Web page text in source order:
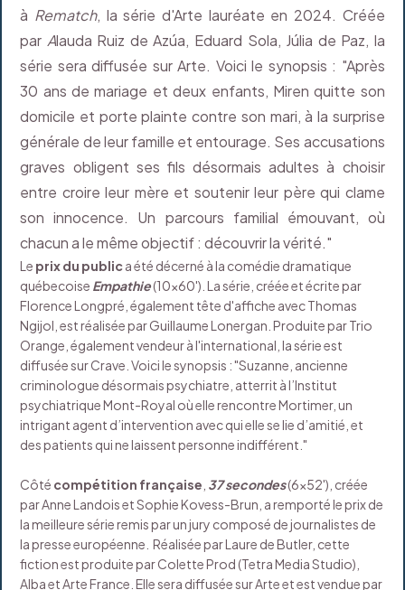
à Rematch, la série d'Arte lauréate en 2024. Créée
par Alauda Ruiz de Azúa, Eduard Sola, Júlia de Paz, la
série sera diffusée sur Arte. Voici le synopsis : "Après
30 ans de mariage et deux enfants, Miren quitte son
domicile et porte plainte contre son mari, à la surprise
générale de leur famille et entourage. Ses accusations
graves obligent ses fils désormais adultes à choisir
entre croire leur mère et soutenir leur père qui clame
son innocence. Un parcours familial émouvant, où
chacun a le même objectif : découvrir la vérité."
Le prix du publica été décerné à la comédie dramatique
québecoise Empathie(10x60'). La série, créée et écrite par
Florence Longpré, également tête d'affiche avec Thomas
Ngijol, est réalisée par Guillaume Lonergan. Produite par Trio
Orange, également vendeur à l'international, la série est
diffusée sur Crave. Voici le synopsis : "Suzanne, ancienne
criminologue désormais psychiatre, atterrit à l’Institut
psychiatrique Mont-Royal où elle rencontre Mortimer, un
intrigant agent d’intervention avec qui elle se lie d’amitié, et
des patients qui ne laissent personne indifférent."
Côté compétition française 37 secondes(6x52'), créée
par Anne Landois et Sophie Kovess-Brun, a remporté le prix de
la meilleure série remis par un jury composé de journalistes de
la presse européenne. Réalisée par Laure de Butler, cette
fiction est produite par Colette Prod (Tetra Media Studio),
Alba et Arte France. Elle sera diffusée sur Arte et est vendue par